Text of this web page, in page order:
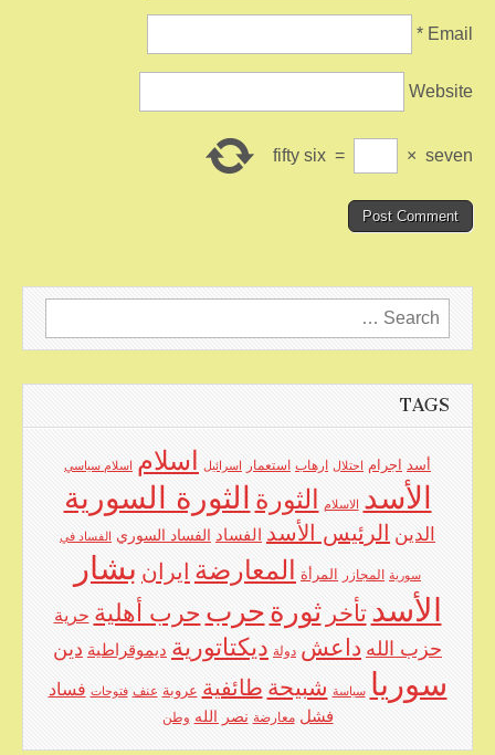
Email
*
Website
seven
×
=
fifty six
Search
for:
TAGS
أسد اجرام احتلال ارهاب استعمار اسرائيل اسلام اسلام سياسي
الأسد الاسلام الثورة الثورة السورية
الدين الرئيس الأسد الفساد الفساد السوري الفساد في
سورية المجازر المرأة المعارضة ايران بشار
الأسد تأخر ثورة حرب حرب أهلية حرية
حزب الله داعش دولة ديكتاتورية ديموقراطية دين
سوريا سياسة شبيحة طائفية عروبة عنف فتوحات فساد
فشل معارضة نصر الله وطن